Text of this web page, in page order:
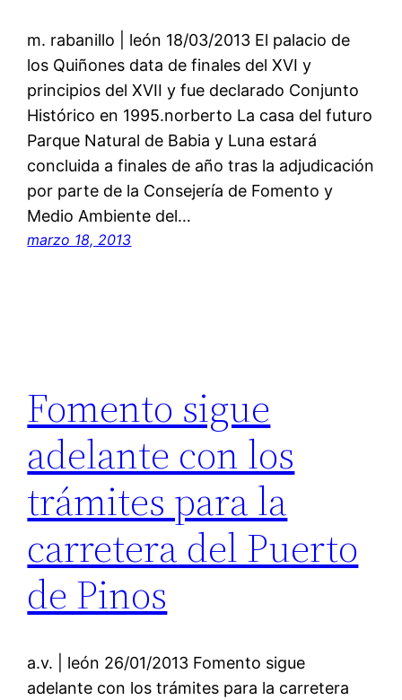
m. rabanillo | león 18/03/2013 El palacio de
los Quiñones data de finales del XVI y
principios del XVII y fue declarado Conjunto
Histórico en 1995.norberto La casa del futuro
Parque Natural de Babia y Luna estará
concluida a finales de año tras la adjudicación
por parte de la Consejería de Fomento y
Medio Ambiente del…
marzo 18, 2013
Fomento sigue
adelante con los
trámites para la
carretera del Puerto
de Pinos
a.v. | león 26/01/2013 Fomento sigue
adelante con los trámites para la carretera